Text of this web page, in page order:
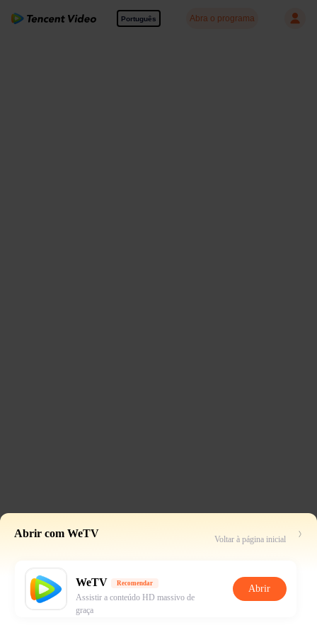
Português Abra o programa
Abrir com WeTV Voltar à página inicial
WeTV Recomendar
Assistir a conteúdo HD massivo de
graça
Abrir